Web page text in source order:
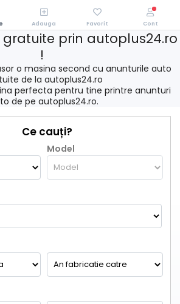
prin autoplus24.ro
!
o masina second cu anunturile auto
de la autoplus24.ro
perfecta pentru tine printre anunturi
de pe autoplus24.ro.
Ce cauți?
Model
Adauga Favorit Cont